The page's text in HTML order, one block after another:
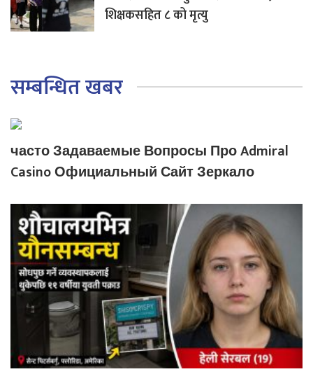
शिक्षकसहित ८ को मृत्यु
सम्बन्धित खबर
часто Задаваемые Вопросы Про Admiral
Casino Официальный Сайт Зеркало